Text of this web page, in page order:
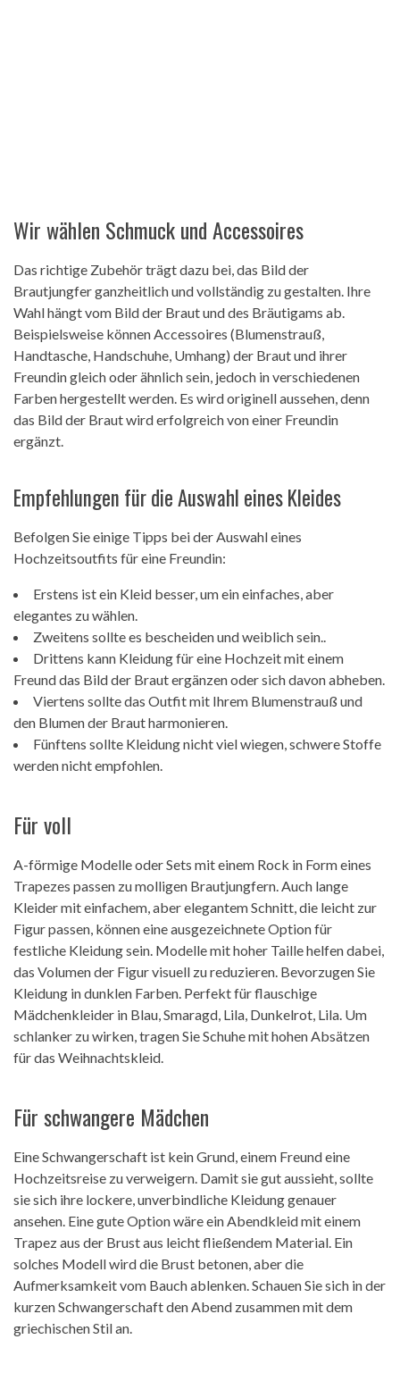
Wir wählen Schmuck und Accessoires
Das richtige Zubehör trägt dazu bei, das Bild der
Brautjungfer ganzheitlich und vollständig zu gestalten. Ihre
Wahl hängt vom Bild der Braut und des Bräutigams ab.
Beispielsweise können Accessoires (Blumenstrauß,
Handtasche, Handschuhe, Umhang) der Braut und ihrer
Freundin gleich oder ähnlich sein, jedoch in verschiedenen
Farben hergestellt werden. Es wird originell aussehen, denn
das Bild der Braut wird erfolgreich von einer Freundin
ergänzt.
Empfehlungen für die Auswahl eines Kleides
Befolgen Sie einige Tipps bei der Auswahl eines
Hochzeitsoutfits für eine Freundin:
Erstens ist ein Kleid besser, um ein einfaches, aber
elegantes zu wählen.
Zweitens sollte es bescheiden und weiblich sein..
Drittens kann Kleidung für eine Hochzeit mit einem
Freund das Bild der Braut ergänzen oder sich davon abheben.
Viertens sollte das Outfit mit Ihrem Blumenstrauß und
den Blumen der Braut harmonieren.
Fünftens sollte Kleidung nicht viel wiegen, schwere Stoffe
werden nicht empfohlen.
Für voll
A-förmige Modelle oder Sets mit einem Rock in Form eines
Trapezes passen zu molligen Brautjungfern. Auch lange
Kleider mit einfachem, aber elegantem Schnitt, die leicht zur
Figur passen, können eine ausgezeichnete Option für
festliche Kleidung sein. Modelle mit hoher Taille helfen dabei,
das Volumen der Figur visuell zu reduzieren. Bevorzugen Sie
Kleidung in dunklen Farben. Perfekt für flauschige
Mädchenkleider in Blau, Smaragd, Lila, Dunkelrot, Lila. Um
schlanker zu wirken, tragen Sie Schuhe mit hohen Absätzen
für das Weihnachtskleid.
Für schwangere Mädchen
Eine Schwangerschaft ist kein Grund, einem Freund eine
Hochzeitsreise zu verweigern. Damit sie gut aussieht, sollte
sie sich ihre lockere, unverbindliche Kleidung genauer
ansehen. Eine gute Option wäre ein Abendkleid mit einem
Trapez aus der Brust aus leicht fließendem Material. Ein
solches Modell wird die Brust betonen, aber die
Aufmerksamkeit vom Bauch ablenken. Schauen Sie sich in der
kurzen Schwangerschaft den Abend zusammen mit dem
griechischen Stil an.